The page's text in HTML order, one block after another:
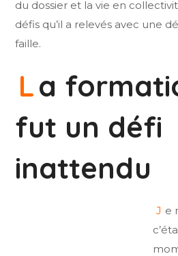
du dossier et la vie en
défis qu’il a relevés avec une
faille.
La
fut un défi
inattendu
J e